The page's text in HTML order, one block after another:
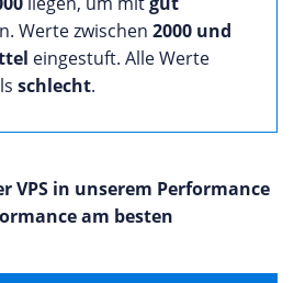
Werte zwischen 2000 und
eingestuft. Alle Werte
schlecht.
VPS in unserem Performance
am besten